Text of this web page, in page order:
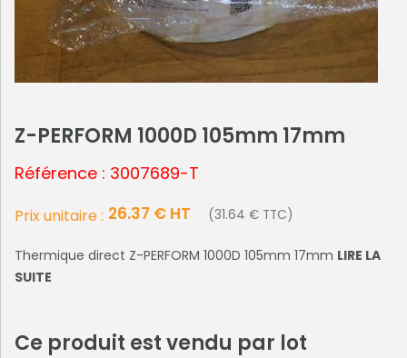
Z-PERFORM 1000D 105mm 17mm
Référence : 3007689-T
Prix unitaire : 26.37 € HT (31.64 € TTC)
Thermique direct Z-PERFORM 1000D 105mm 17mm LIRE LA
SUITE
Ce produit est vendu par lot